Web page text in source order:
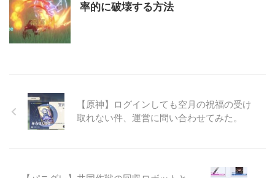
率的に破壊する方法
【原神】ログインしても空月の祝福の受け
取れない件、運営に問い合わせてみた。